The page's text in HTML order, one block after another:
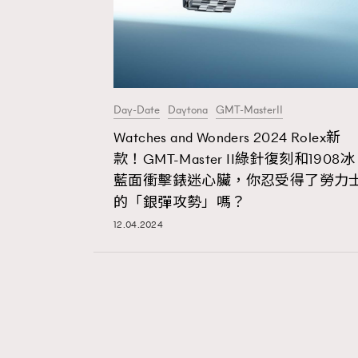
Day-Date Daytona GMT-MasterII
Watches and Wonders 2024 Rolex新
款！GMT-Master II綠針復刻和1908冰
藍面衝擊錶迷心臟，你忍受得了勞力
的「銀彈攻勢」嗎？
12.04.2024